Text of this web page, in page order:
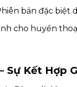
bản đặc biệt
cho huyền
Sự Kết Hợp